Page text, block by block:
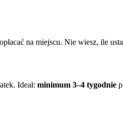
na miejscu. Nie wiesz, ile
Ideał: minimum 3–4 tygodnie